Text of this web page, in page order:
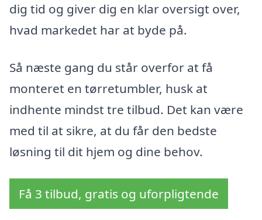
dig tid og giver dig en klar oversigt over,
hvad markedet har at byde på.
Så næste gang du står overfor at få
monteret en tørretumbler, husk at
indhente mindst tre tilbud. Det kan være
med til at sikre, at du får den bedste
løsning til dit hjem og dine behov.
Få 3 tilbud, gratis og uforpligtende